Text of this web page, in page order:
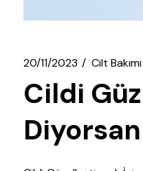
20/11/2023 Cilt Bakımı
Cildi